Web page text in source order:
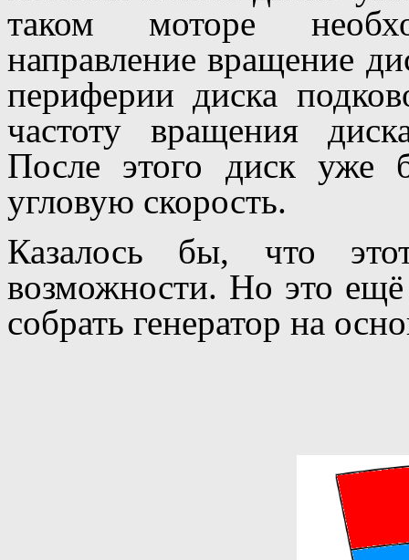
таком моторе
направление вращение
периферии диска
частоту вращения
После этого диск уже
угловую скорость.
Казалось бы, что
возможности. Но это
собрать генератор на